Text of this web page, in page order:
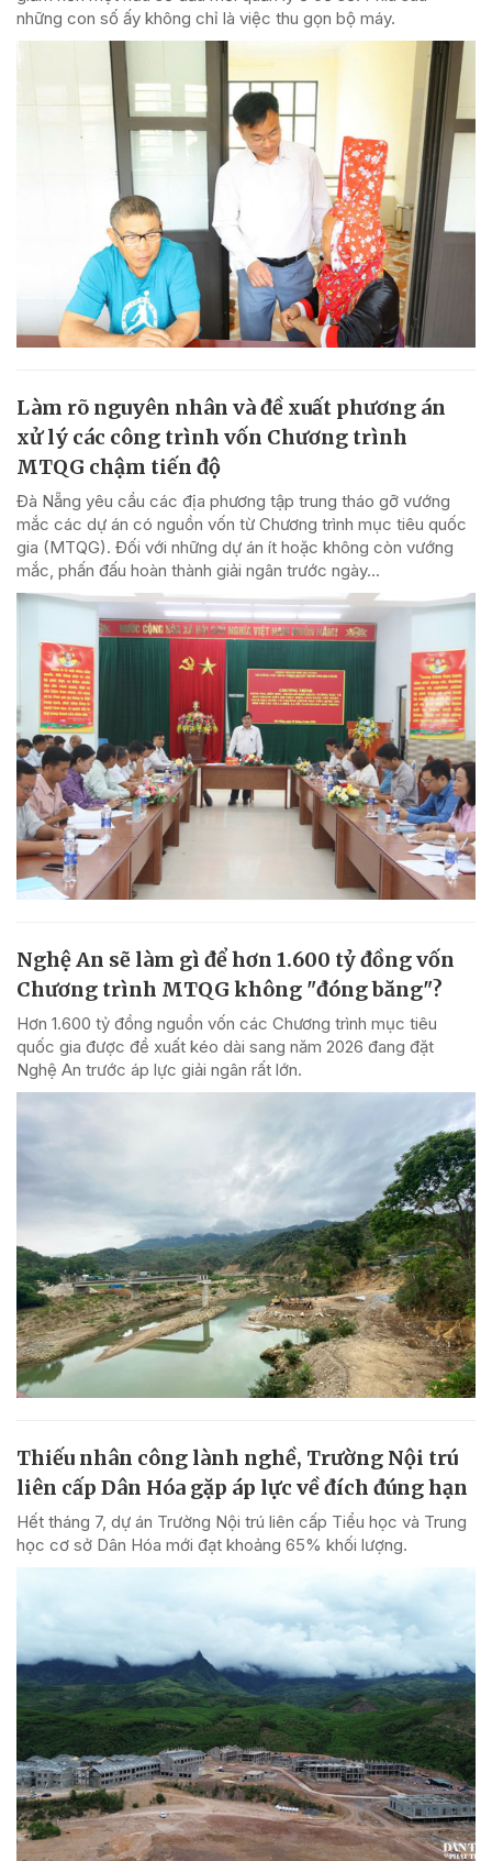
những con số ấy không chỉ là việc thu gọn bộ máy.
Làm rõ nguyên nhân và đề xuất phương án
xử lý các công trình vốn Chương trình
MTQG chậm tiến độ
Đà Nẵng yêu cầu các địa phương tập trung tháo gỡ vướng
mắc các dự án có nguồn vốn từ Chương trình mục tiêu quốc
gia (MTQG). Đối với những dự án ít hoặc không còn vướng
mắc, phấn đấu hoàn thành giải ngân trước ngày...
Nghệ An sẽ làm gì để hơn 1.600 tỷ đồng vốn
Chương trình MTQG không "đóng băng"?
Hơn 1.600 tỷ đồng nguồn vốn các Chương trình mục tiêu
quốc gia được đề xuất kéo dài sang năm 2026 đang đặt
Nghệ An trước áp lực giải ngân rất lớn.
Thiếu nhân công lành nghề, Trường Nội trú
liên cấp Dân Hóa gặp áp lực về đích đúng hạn
Hết tháng 7, dự án Trường Nội trú liên cấp Tiểu học và Trung
học cơ sở Dân Hóa mới đạt khoảng 65% khối lượng.